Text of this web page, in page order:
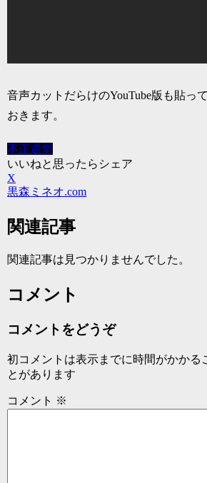
音声カットだらけのYouTube版も貼って
おきます。
不正選挙
いいねと思ったらシェア
X
黒森ミネオ.com
関連記事
関連記事は見つかりませんでした。
コメント
コメントをどうぞ
初コメントは表示までに時間がかかる
とがあります
コメント ※